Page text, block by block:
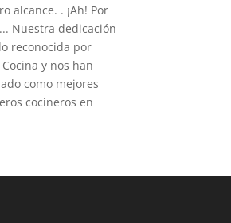
alcance. . ¡Ah! Por
Nuestra dedicación
reconocida por
Cocina y nos han
como mejores
cocineros en